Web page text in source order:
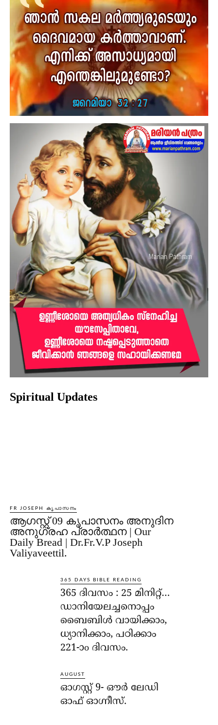
Spiritual Updates
FR JOSEPH കൃപാസനം
ആഗസ്റ്റ് 09 കൃപാസനം അനുദിന
അനുഗ്രഹ പ്രാർത്ഥന | Our
Daily Bread | Dr.Fr.V.P Joseph
Valiyaveettil.
365 DAYS BIBLE READING
365 ദിവസം : 25 മിനിറ്റ്…
ഡാനിയേലച്ചനൊപ്പം
ബൈബിൾ വായിക്കാം,
ധ്യാനിക്കാം, പഠിക്കാം
221-ാo ദിവസം.
AUGUST
ഓഗസ്റ്റ് 9- ഔര്‍ ലേഡി
ഓഫ് ഓഗ്നീസ്.